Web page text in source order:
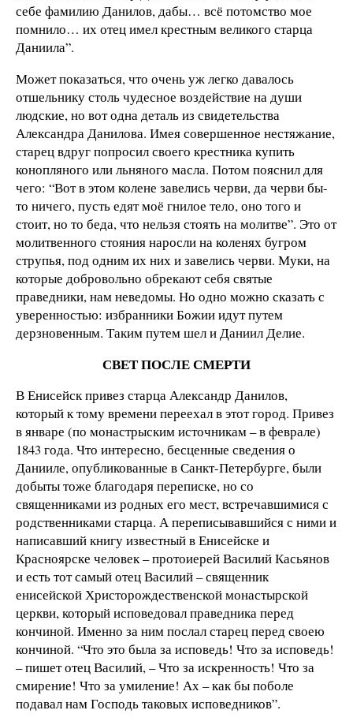
себе фамилию Данилов, дабы… всё потомство мое
помнило… их отец имел крестным великого старца
Даниила”.
Может показаться, что очень уж легко давалось
отшельнику столь чудесное воздействие на души
людские, но вот одна деталь из свидетельства
Александра Данилова. Имея совершенное нестяжание,
старец вдруг попросил своего крестника купить
конопляного или льняного масла. Потом пояснил для
чего: “Вот в этом колене завелись черви, да черви бы-
то ничего, пусть едят моё гнилое тело, оно того и
стоит, но то беда, что нельзя стоять на молитве”. Это от
молитвенного стояния наросли на коленях бугром
струпья, под одним их них и завелись черви. Муки, на
которые добровольно обрекают себя святые
праведники, нам неведомы. Но одно можно сказать с
уверенностью: избранники Божии идут путем
дерзновенным. Таким путем шел и Даниил Делие.
СВЕТ ПОСЛЕ СМЕРТИ
В Енисейск привез старца Александр Данилов,
который к тому времени переехал в этот город. Привез
в январе (по монастрыским источникам – в феврале)
1843 года. Что интересно, бесценные сведения о
Данииле, опубликованные в Санкт-Петербурге, были
добыты тоже благодаря переписке, но со
священниками из родных его мест, встречавшимися с
родственниками старца. А переписывавшийся с ними и
написавший книгу известный в Енисейске и
Красноярске человек – протоиерей Василий Касьянов
и есть тот самый отец Василий – священник
енисейской Христорождественской монастырской
церкви, который исповедовал праведника перед
кончиной. Именно за ним послал старец перед своею
кончиной. “Что это была за исповедь! Что за исповедь!
– пишет отец Василий, – Что за искренность! Что за
смирение! Что за умиление! Ах – как бы поболе
подавал нам Господь таковых исповедников”.